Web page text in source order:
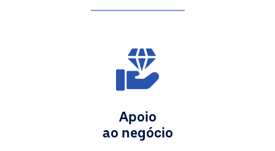
Apoio
ao negócio